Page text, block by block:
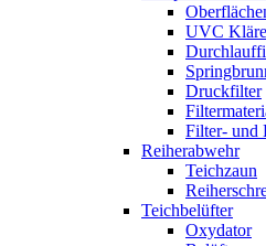
UVC
Druckfilter
Filter- und
Reiherabwehr
Teichzaun
Teichbelüfter
Oxydator